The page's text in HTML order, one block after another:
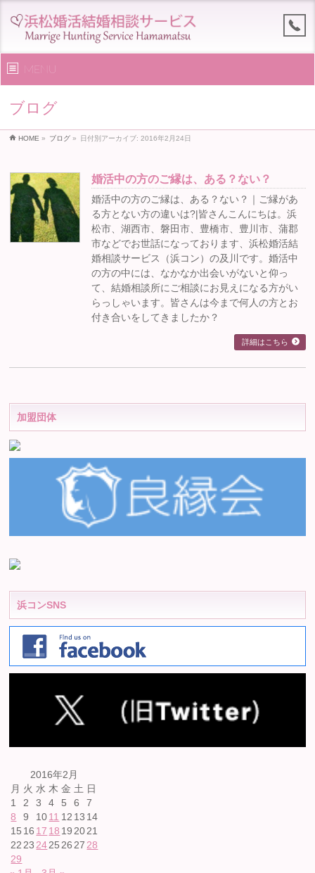
MENU
ブログ
HOME » ブログ » 日付別アーカイブ: 2016年2月24日
婚活中の方のご縁は、ある？ない？
婚活中の方のご縁は、ある？ない？｜ご縁があ
る方とない方の違いは?|皆さんこんにちは。浜
松市、湖西市、磐田市、豊橋市、豊川市、蒲郡
市などでお世話になっております、浜松婚活結
婚相談サービス（浜コン）の及川です。婚活中
の方の中には、なかなか出会いがないと仰っ
て、結婚相談所にご相談にお見えになる方がい
らっしゃいます。皆さんは今まで何人の方とお
付き合いをしてきましたか？
詳細はこちら
加盟団体
浜コンSNS
2016年2月
月 火 水 木 金 土 日
1
2 3 4 5 6
7
8
9 1011 12 13 14
15 16 17 18 19 2021
22 23 2425 26 27 28
29